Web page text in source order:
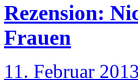
Rezension:
Frauen
11. Februar